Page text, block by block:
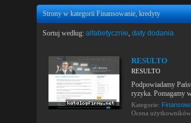
Strony w kategorii Finansowanie, kredyty
Sortuj według: alfabetycznie, daty dodania
RESULTO
RESULTO
Podpowiadamy
ryzyka. Pomagamy
Kategorie:
Ocena